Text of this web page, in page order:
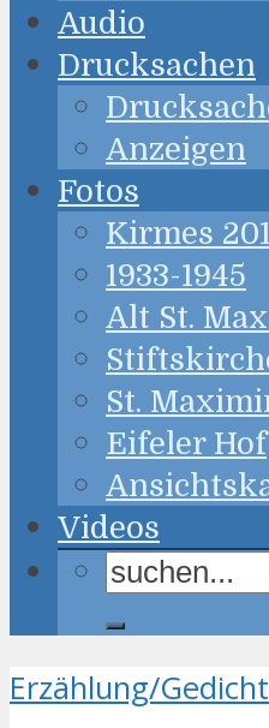
Audio
Drucksachen
Anzeigen
Fotos
Kirmes
1933-1945
Alt St.
St.
Eifeler Hof
Videos
Erzählung/